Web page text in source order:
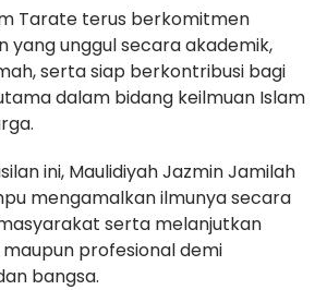
Tarate terus berkomitmen
yang unggul secara akademik,
serta siap berkontribusi bagi
dalam bidang keilmuan Islam
ini, Maulidiyah Jazmin Jamilah
mengamalkan ilmunya secara
serta melanjutkan
profesional demi
bangsa.